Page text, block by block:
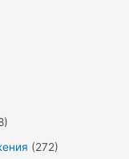
(272)